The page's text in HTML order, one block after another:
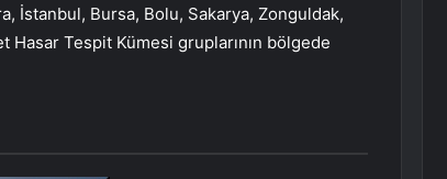
İstanbul, Bursa, Bolu, Sakarya, Zonguldak,
Hasar Tespit Kümesi gruplarının bölgede